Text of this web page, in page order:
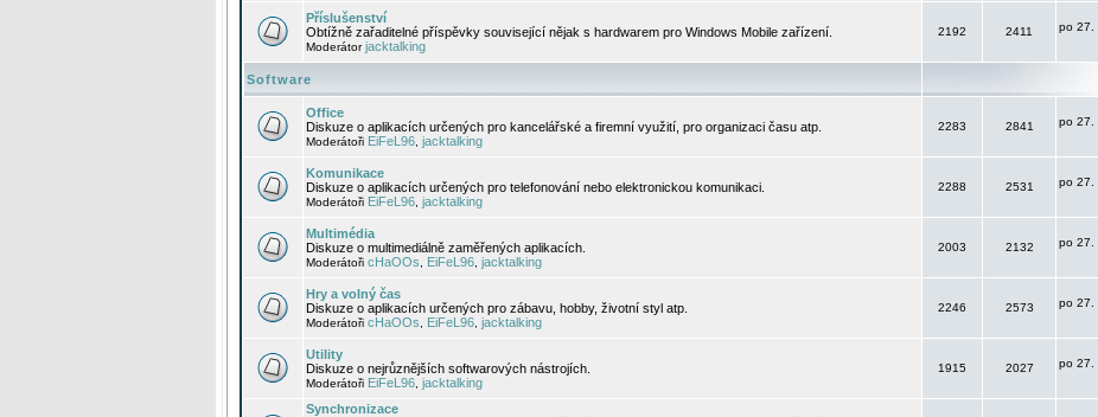
Příslušenství
Obtížně zařaditelné příspěvky související nějak s hardwarem pro Windows Mobile zařízení.
Moderátorjacktalking
2192 2411 po 27.
Software
Office
Diskuze o aplikacích určených pro kancelářské a firemní využití, pro organizaci času atp.
Moderátoři EiFeL96 jacktalking
2283 2841 po 27.
Komunikace
Diskuze o aplikacích určených pro telefonování nebo elektronickou komunikaci.
Moderátoři EiFeL96 jacktalking
2288 2531 po 27.
Multimédia
Diskuze o multimediálně zaměřených aplikacích.
Moderátoři cHaOOs EiFeL96 jacktalking
2003 2132 po 27.
Hry a volný čas
Diskuze o aplikacích určených pro zábavu, hobby, životní styl atp.
Moderátoři cHaOOs EiFeL96 jacktalking
2246 2573 po 27.
Utility
Diskuze o nejrůznějších softwarových nástrojích.
Moderátoři EiFeL96 jacktalking
1915 2027 po 27.
Synchronizace